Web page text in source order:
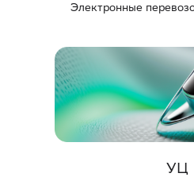
Электронные
УЦ